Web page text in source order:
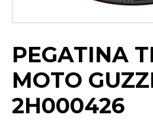
PEGATINA
MOTO
2H000426